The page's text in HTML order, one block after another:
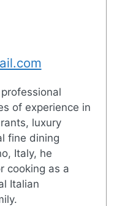
of experience in
luxury
fine dining
Italy, he
cooking as a
Italian